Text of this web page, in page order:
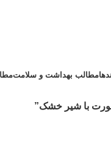
مطالب بهداشت و سلامت
با شیر خشک”